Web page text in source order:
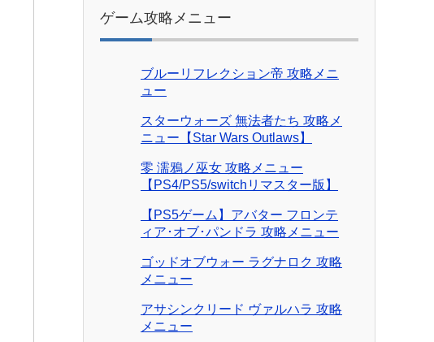
ゲーム攻略メニュー
ブルーリフレクション帝 攻略メニ
ュー
スターウォーズ 無法者たち 攻略メ
ニュー【Star Wars Outlaws】
零 濡鴉ノ巫女 攻略メニュー
【PS4/PS5/switchリマスター版】
【PS5ゲーム】アバター フロンテ
ィア･オブ･パンドラ 攻略メニュー
ゴッドオブウォー ラグナロク 攻略
メニュー
アサシンクリード ヴァルハラ 攻略
メニュー